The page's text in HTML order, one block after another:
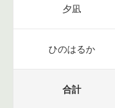
夕凪
ひのはるか
合計